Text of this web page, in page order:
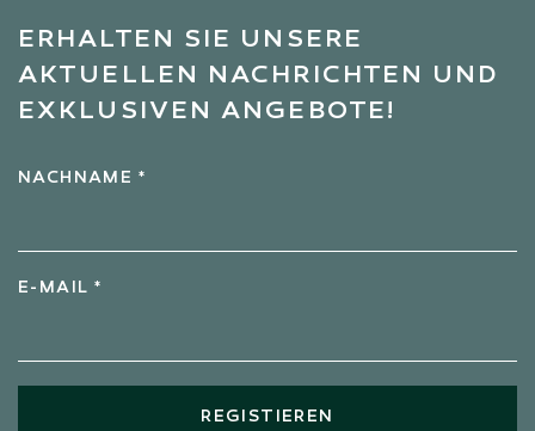
ERHALTEN SIE UNSERE
AKTUELLEN NACHRICHTEN UND
EXKLUSIVEN ANGEBOTE!
NACHNAME *
E-MAIL *
REGISTIEREN